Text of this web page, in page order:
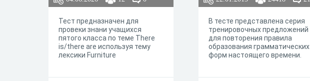
Тест предназначен для
провеки знани учащихся
пятого класса по теме There
is/there are используя тему
лексики Furniture
В тесте представлена серия
тренировочных предложений
для повторения правила
образования грамматических
форм настоящего времени.